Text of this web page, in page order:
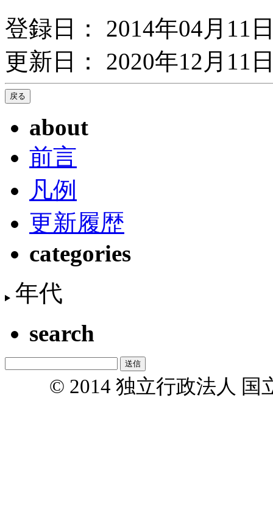
登録日： 2014年04月11
更新日： 2020年12月11
about
前言
凡例
更新履歴
categories
年代
search
© 2014 独立行政法人 国